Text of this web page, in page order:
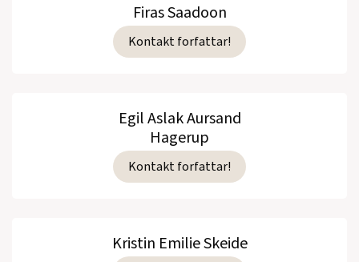
Firas Saadoon
Kontakt forfattar!
Egil Aslak Aursand
Hagerup
Kontakt forfattar!
Kristin Emilie Skeide